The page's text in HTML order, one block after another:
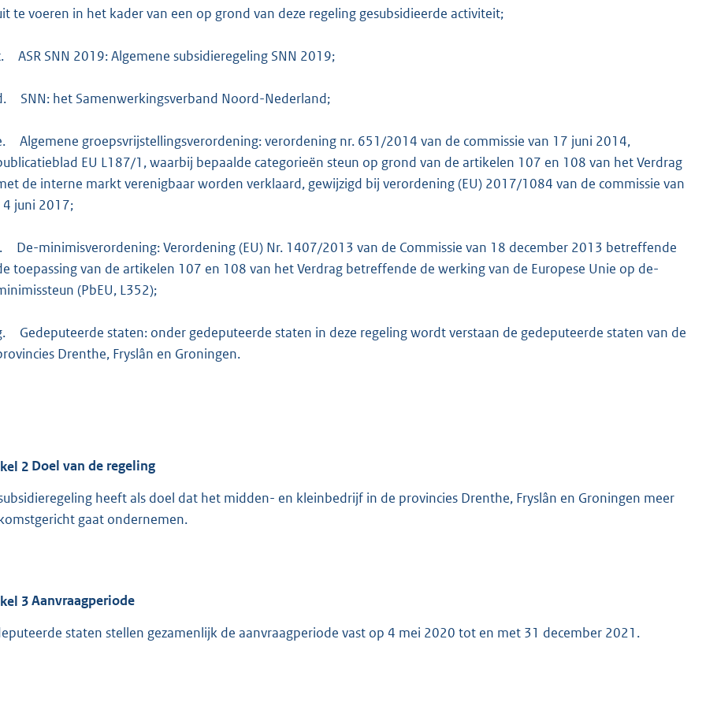
te voeren in het kader van een op grond van deze regeling gesubsidieerde activiteit;
ASR SNN 2019: Algemene subsidieregeling SNN 2019;
SNN: het Samenwerkingsverband Noord-Nederland;
Algemene groepsvrijstellingsverordening: verordening nr. 651/2014 van de commissie van 17 juni 2014,
EU L187/1, waarbij bepaalde categorieën steun op grond van de artikelen 107 en 108 van het Verdrag
de interne markt verenigbaar worden verklaard, gewijzigd bij verordening (EU) 2017/1084 van de commissie van
juni 2017;
De-minimisverordening: Verordening (EU) Nr. 1407/2013 van de Commissie van 18 december 2013 betreffende
toepassing van de artikelen 107 en 108 van het Verdrag betreffende de werking van de Europese Unie op de-
(PbEU, L352);
Gedeputeerde staten: onder gedeputeerde staten in deze regeling wordt verstaan de gedeputeerde staten van de
Drenthe, Fryslân en Groningen.
2 Doel van de regeling
heeft als doel dat het midden- en kleinbedrijf in de provincies Drenthe, Fryslân en Groningen meer
gaat ondernemen.
3Aanvraagperiode
staten stellen gezamenlijk de aanvraagperiode vast op 4 mei 2020 tot en met 31 december 2021.